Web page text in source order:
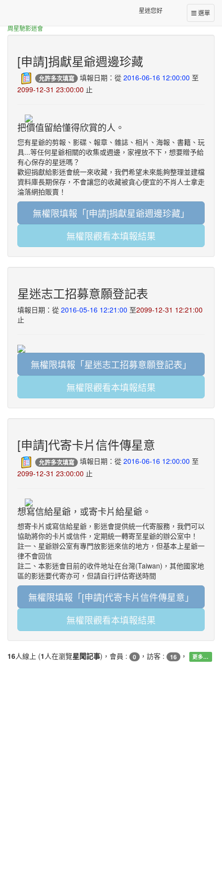
選單
星迷您好
周星馳影迷會
[申請]捐獻星爺週邊珍藏
允許多次填寫 填報日期：從 2016-06-16 12:00:00 至
2099-12-31 23:00:00 止
把價值留給懂得欣賞的人。
您有星爺的剪報、影碟、報章、雜誌、相片、海報、書籍、玩
具...等任何星爺相關的收集或週邊，家裡放不下，想要贈予給
有心保存的星迷嗎？
歡迎捐獻給影迷會統一來收藏，我們希望未來能夠整理並建檔
資料庫長期保存，不會讓您的收藏被貪心便宜的不肖人士拿走
淪落網拍販賣！
無權限填報「[申請]捐獻星爺週邊珍藏」
無權限觀看本填報結果
星迷志工招募意願登記表
填報日期：從 2016-05-16 12:21:00 至2099-12-31 12:21:00
止
無權限填報「星迷志工招募意願登記表」
無權限觀看本填報結果
[申請]代寄卡片信件傳星意
允許多次填寫 填報日期：從 2016-06-16 12:00:00 至
2099-12-31 23:00:00 止
想寫信給星爺，或寄卡片給星爺。
想寄卡片或寫信給星爺，影迷會提供統一代寄服務，我們可以
協助將你的卡片或信件，定期統一轉寄至星爺的辦公室中！
註一、星爺辦公室有專門放影迷來信的地方，但基本上星爺一
律不會回信
註二、本影迷會目前的收件地址在台灣(Taiwan)，其他國家地
區的影迷要代寄亦可，但請自行評估寄送時間
無權限填報「[申請]代寄卡片信件傳星意」
無權限觀看本填報結果
16人線上 (1 人在瀏覽星聞記事)，會員 : 0 ，訪客 : 16 ， 更多…